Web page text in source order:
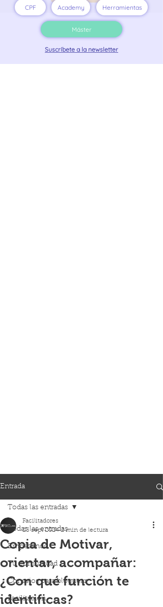
CPF Academy Herramientas
Máster
Suscríbete a la newsletter
Entrada
Todas las entradas
Empezando
Tu comunidad
Consejos para bloguear
Facilitación
Todas las entradas
Copia de Motivar,
orientar, acompañar:
¿Con qué función te
identificas?
Facilitadores
23 sept 2024 2 min de lectura